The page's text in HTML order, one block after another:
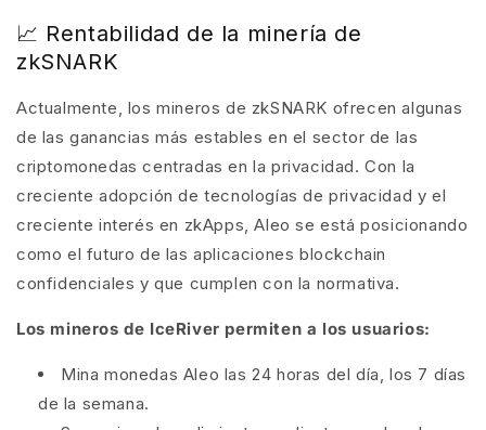
📈 Rentabilidad de la minería de
zkSNARK
Actualmente, los mineros de zkSNARK ofrecen algunas
de las ganancias más estables en el sector de las
criptomonedas centradas en la privacidad. Con la
creciente adopción de tecnologías de privacidad y el
creciente interés en zkApps, Aleo se está posicionando
como el futuro de las aplicaciones blockchain
confidenciales y que cumplen con la normativa.
Los mineros de IceRiver permiten a los usuarios:
Mina monedas Aleo las 24 horas del día, los 7 días
de la semana.